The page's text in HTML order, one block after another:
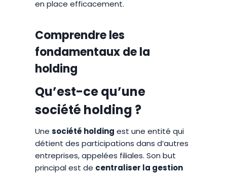
en place efficacement.
Comprendre les
fondamentaux de la
holding
Qu’est-ce qu’une
société holding ?
Une société holding est une entité qui
détient des participations dans d’autres
entreprises, appelées filiales. Son but
principal est de centraliser la gestion